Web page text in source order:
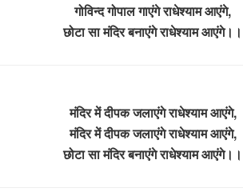
गोविन्द गोपाल गाएंगे राधेश्याम आएंगे,
छोटा सा मंदिर बनाएंगे राधेश्याम आएंगे।।
मंदिर में दीपक जलाएंगे राधेश्याम आएंगे,
मंदिर में दीपक जलाएंगे राधेश्याम आएंगे,
छोटा सा मंदिर बनाएंगे राधेश्याम आएंगे।।